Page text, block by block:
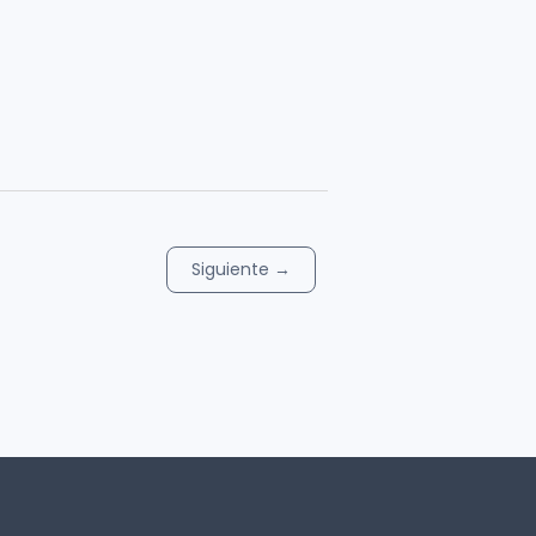
Siguiente →